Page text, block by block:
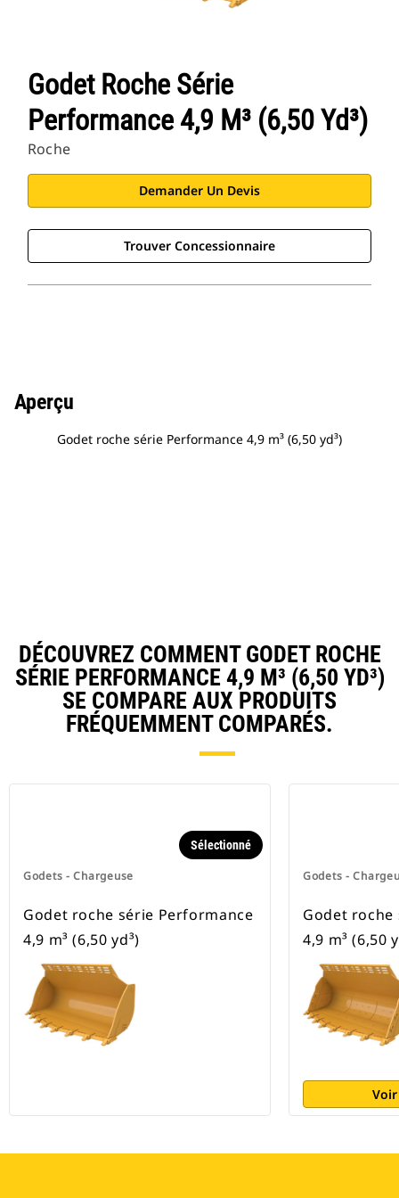
Godet Roche Série
Performance 4,9 M³ (6,50 Yd³)
Roche
Demander Un Devis
Trouver Concessionnaire
Aperçu
Godet roche série Performance 4,9 m³ (6,50 yd³)
DÉCOUVREZ COMMENT GODET ROCHE
SÉRIE PERFORMANCE 4,9 M³ (6,50 YD³)
SE COMPARE AUX PRODUITS
FRÉQUEMMENT COMPARÉS.
Godets - Chargeuse
Sélectionné
Godet roche série Performance
4,9 m³ (6,50 yd³)
Godets -
Godet
4,9 m³ (6,50